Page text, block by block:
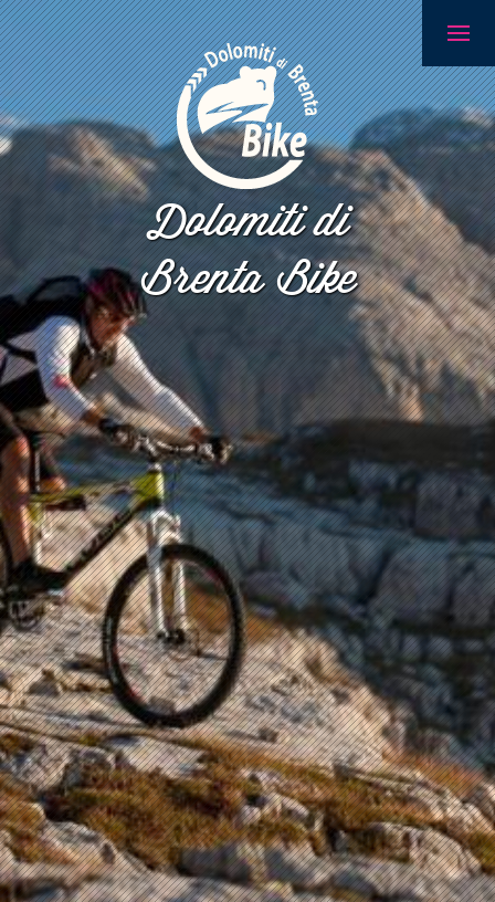
Dolomiti di
Brenta Bike